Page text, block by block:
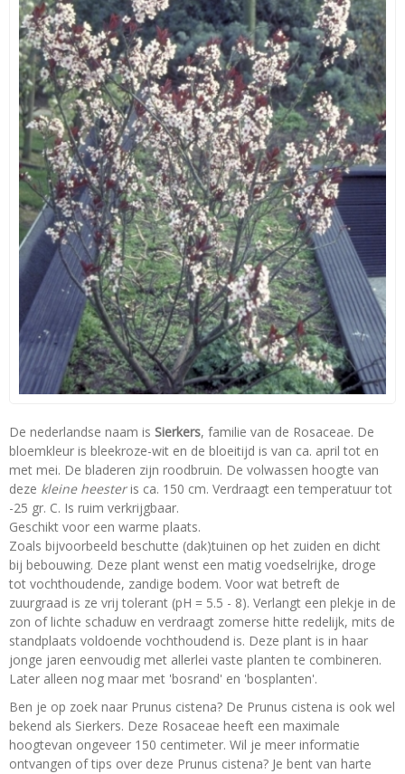
De nederlandse naam is Sierkers, familie van de Rosaceae. De
bloemkleur is bleekroze-wit en de bloeitijd is van ca. april tot en
met mei. De bladeren zijn roodbruin. De volwassen hoogte van
deze kleine heesteris ca. 150 cm. Verdraagt een temperatuur tot
-25 gr. C. Is ruim verkrijgbaar.
Geschikt voor een warme plaats.
Zoals bijvoorbeeld beschutte (dak)tuinen op het zuiden en dicht
bij bebouwing. Deze plant wenst een matig voedselrijke, droge
tot vochthoudende, zandige bodem. Voor wat betreft de
zuurgraad is ze vrij tolerant (pH = 5.5 - 8). Verlangt een plekje in de
zon of lichte schaduw en verdraagt zomerse hitte redelijk, mits de
standplaats voldoende vochthoudend is. Deze plant is in haar
jonge jaren eenvoudig met allerlei vaste planten te combineren.
Later alleen nog maar met 'bosrand' en 'bosplanten'.
Ben je op zoek naar Prunus cistena? De Prunus cistena is ook wel
bekend als Sierkers. Deze Rosaceae heeft een maximale
hoogtevan ongeveer 150 centimeter. Wil je meer informatie
ontvangen of tips over deze Prunus cistena? Je bent van harte